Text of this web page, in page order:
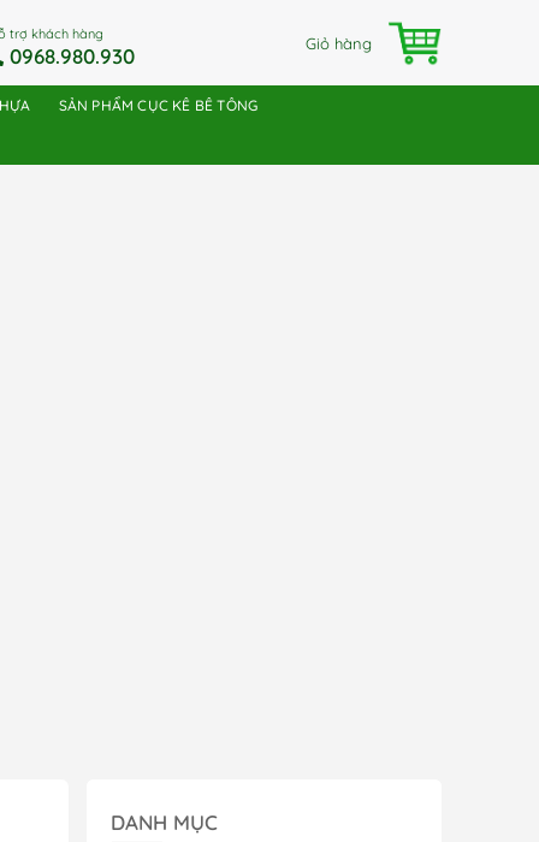
trợ khách hàng
0968.980.930 Giỏ hàng
SẢN PHẨM CỤC KÊ BÊ TÔNG
DANH MỤC